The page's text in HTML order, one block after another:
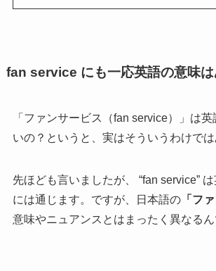
fan service にも一応英語の意味は
「ファンサービス（fan service）」は
いの？というと、実はそういうわけでは
先ほども言いましたが、 “fan service”
には通じます。ですが、日本語の「ファ
意味やニュアンスとはまったく異なるん